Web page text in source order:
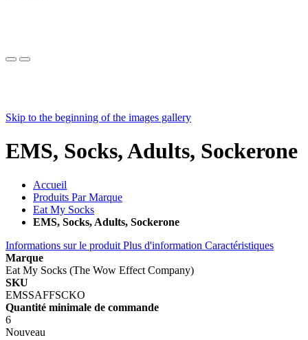
Skip to the beginning of the images gallery
EMS, Socks, Adults, Sockerone
Accueil
Produits Par Marque
Eat My Socks
EMS, Socks, Adults, Sockerone
Informations sur le produit Plus d'information Caractéristiques
Marque
Eat My Socks (The Wow Effect Company)
SKU
EMSSAFFSCKO
Quantité minimale de commande
6
Nouveau